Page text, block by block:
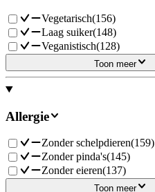
Vegetarisch(156)
Laag suiker(148)
Veganistisch(128)
Toon meer
Allergie
Zonder schelpdieren(159)
Zonder pinda's(145)
Zonder eieren(137)
Toon meer